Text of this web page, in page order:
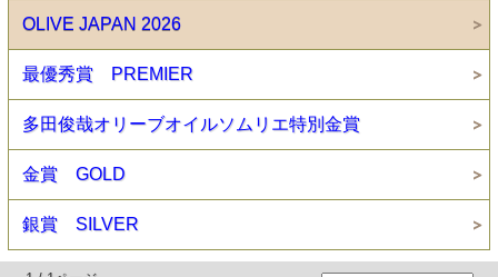
OLIVE JAPAN 2026
最優秀賞 PREMIER
多田俊哉オリーブオイルソムリエ特別金賞
金賞 GOLD
銀賞 SILVER